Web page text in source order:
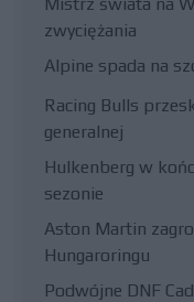
zwyciężania
Alpine spada na
Racing Bulls
generalnej
Hulkenberg w
sezonie
Aston Martin
Hungaroringu
Podwójne DNF